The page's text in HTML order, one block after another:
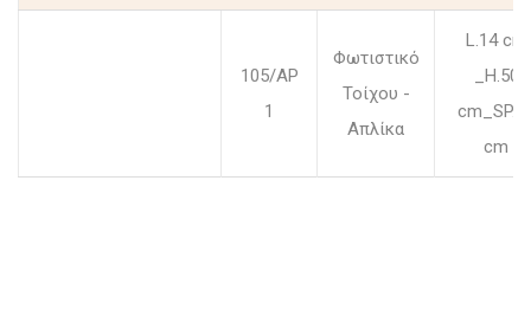
105/AP
1
Φωτιστικό
Τοίχου -
Απλίκα
L.14 cm
_H.50
cm